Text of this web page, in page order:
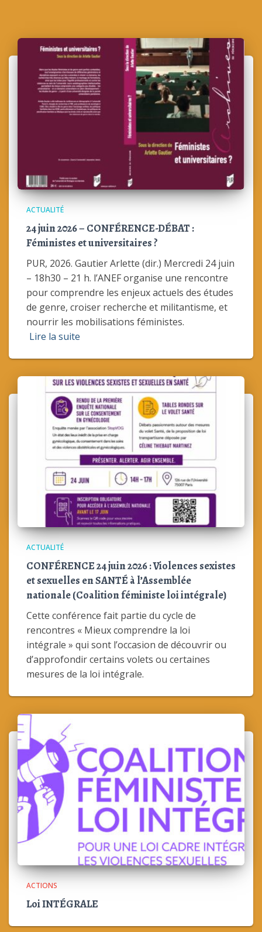
ACTUALITÉ
24 juin 2026 – CONFÉRENCE-DÉBAT :
Féministes et universitaires ?
PUR, 2026. Gautier Arlette (dir.) Mercredi 24 juin
– 18h30 – 21 h. l’ANEF organise une rencontre
pour comprendre les enjeux actuels des études
de genre, croiser recherche et militantisme, et
nourrir les mobilisations féministes.
Lire la suite
ACTUALITÉ
CONFÉRENCE 24 juin 2026 : Violences sexistes
et sexuelles en SANTÉ à l’Assemblée
nationale (Coalition féministe loi intégrale)
Cette conférence fait partie du cycle de
rencontres « Mieux comprendre la loi
intégrale » qui sont l’occasion de découvrir ou
d’approfondir certains volets ou certaines
mesures de la loi intégrale.
ACTIONS
Loi INTÉGRALE